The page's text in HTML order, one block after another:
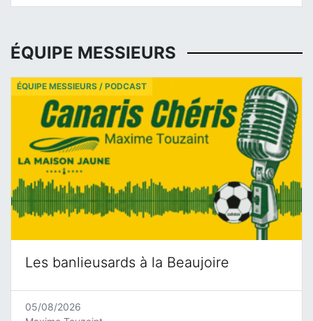
ÉQUIPE MESSIEURS
Les banlieusards à la Beaujoire
ÉQUIPE MESSIEURS / PODCAST
05/08/2026